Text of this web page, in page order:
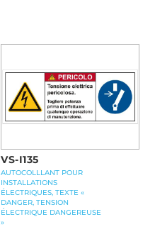
VS-I135
AUTOCOLLLANT POUR
INSTALLATIONS
ÉLECTRIQUES, TEXTE «
DANGER, TENSION
ÉLECTRIQUE DANGEREUSE
»